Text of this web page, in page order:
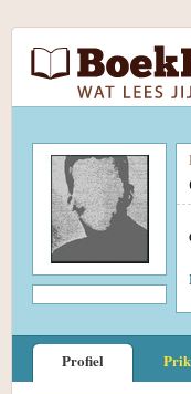
Profiel